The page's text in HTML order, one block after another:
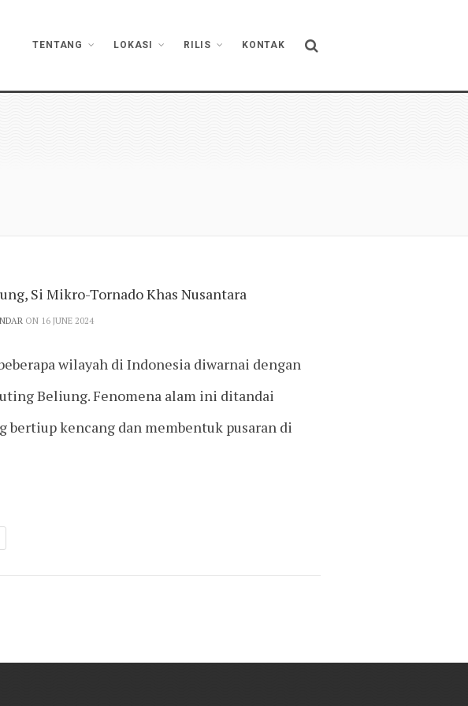
TENTANG LOKASI RILIS KONTAK
Si Mikro-Tornado Khas Nusantara
ON 16 JUNE 2024
wilayah di Indonesia diwarnai dengan
Beliung. Fenomena alam ini ditandai
bertiup kencang dan membentuk pusaran di